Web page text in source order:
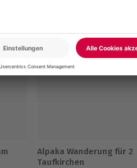
Alpaka Wanderung für 2
Taufkirchen